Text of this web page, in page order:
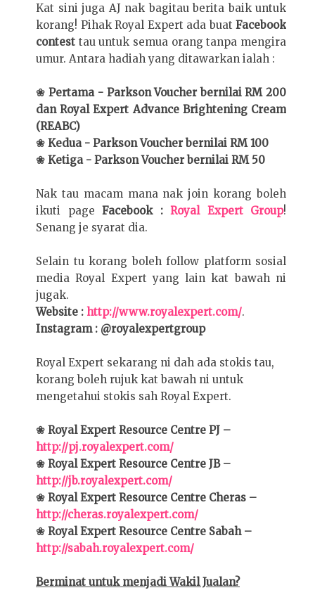
Kat sini juga AJ nak bagitau berita baik untuk
korang! Pihak Royal Expert ada buat Facebook
contest tau untuk semua orang tanpa mengira
umur. Antara hadiah yang ditawarkan ialah :
❀ Pertama - Parkson Voucher bernilai RM 200
dan Royal Expert Advance Brightening Cream
(REABC)
❀ Kedua - Parkson Voucher bernilai RM 100
❀ Ketiga - Parkson Voucher bernilai RM 50
Nak tau macam mana nak join korang boleh
ikuti page Facebook : Royal Expert Group!
Senang je syarat dia.
Selain tu korang boleh follow platform sosial
media Royal Expert yang lain kat bawah ni
jugak.
Website : http://www.royalexpert.com/.
Instagram : @royalexpertgroup
Royal Expert sekarang ni dah ada stokis tau,
korang boleh rujuk kat bawah ni untuk
mengetahui stokis sah Royal Expert.
❀ Royal Expert Resource Centre PJ –
http://pj.royalexpert.com/
❀ Royal Expert Resource Centre JB –
http://jb.royalexpert.com/
❀ Royal Expert Resource Centre Cheras –
http://cheras.royalexpert.com/
❀ Royal Expert Resource Centre Sabah –
http://sabah.royalexpert.com/
Berminat untuk menjadi Wakil Jualan?